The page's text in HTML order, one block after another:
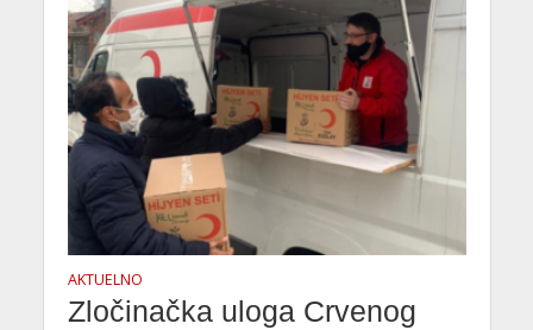
AKTUELNO
Zločinačka uloga Crvenog